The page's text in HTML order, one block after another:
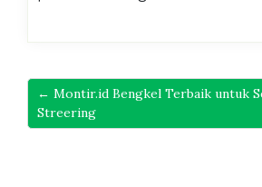
← Montir.id Bengkel Terbaik untuk
Streering